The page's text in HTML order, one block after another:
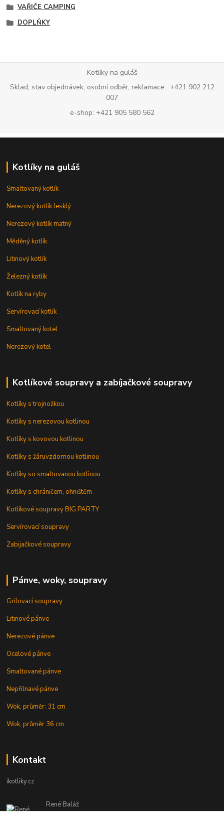
VAŘIČE CAMPING
DOPLŇKY
Kotlíky na guláš
Sklad, stav objednávek, osobní odběr, reklamace: +421 902 212
007
e-shop: +421 905 580 562
Kotlíky na guláš
Smaltovaný kotlík
Nerezový kotlík lesklý
Nerezový kotlík matný
Měděný kotlík
Litinový kotlík
Železný kotlík
Kotlík na ryby
Servírovací kotlík
Smaltovaný kotel
Nerezový kotel
Kotlíkové soupravy a zabíjačkové soupravy
Kotlíky s trojnožkou
Kotlíky s nerezovou kotlinou
Kotlíky s kovovou kotlinou
Kotlíky s žáruvzdornou kotlinou
Kotlíky so smaltovanou kotlinou
Kotlíky s chráničem, ohništěm
Kotlíkové soupravy BIG PARTY
Servírovací soupravy
Zabijačkové soupravy
Pánve, woky, soupravy
Grilovací soupravy
Litinové pánve
Nerezové pánve
Ocelové pánve
Smaltované pánve
Nepřilnavé pánve
Wok, průměr: 31 cm
Wok, průměr 36 cm
Kontakt
ikotliky.cz
René Baláž